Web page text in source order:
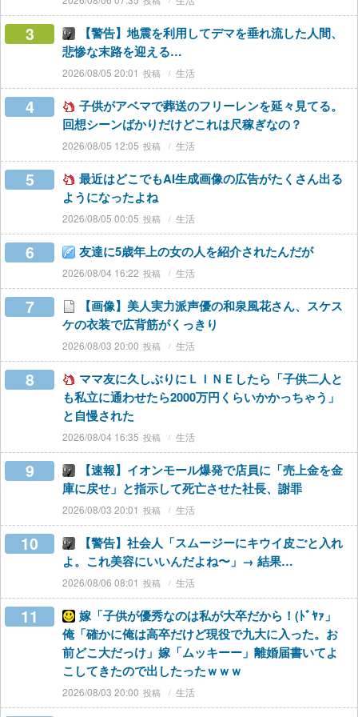
3
【警告】地震を利用してデマを垂れ流した人間、
悲惨な末路を迎える…
2026/08/05 20:01 生活
4
子供がアベマで葬送のフリーレンを延々見てる。
回想シーンばかりだけどこれは尺稼ぎなの？
2026/08/05 12:05 生活
5
最近はどこでもAI生成画像の広告がたくさん出る
ようになったよね
2026/08/05 00:05 生活
6 友達に5歳年上の女の人を紹介されたんだが
2026/08/04 16:22 生活
7
【画像】美人実力派声優の和泉風花さん、スケス
ケの衣装で広背筋がくっきり
2026/08/03 20:00 生活
8
ママ友に久しぶりにＬＩＮＥしたら「子供二人と
も私立に通わせたら2000万円くらいかかっちゃう」
と自慢された
2026/08/04 16:35 生活
9
【速報】イオンモール爆発で店員に「売上金を金
庫に戻せ」と指示して死亡させた社長、謝罪
2026/08/03 20:01 生活
10
【警告】社会人「スムージーにキウイ皮ごと入れ
よ。これ美容にいいんだよね〜」→ 結果…
2026/08/06 08:01 生活
11
嫁「子供が優秀なのは私が大卒だから！(ﾄﾞﾔｧ」
俺「確かに俺は高卒だけど現役で九大に入った。お
前どこ大だっけ」嫁「ムッキーー」離婚届書いてよ
こしてきたので出したったｗｗｗ
2026/08/03 20:00 生活